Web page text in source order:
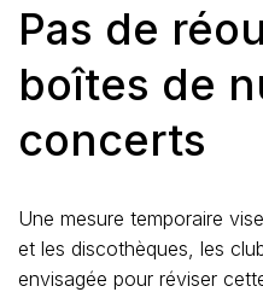
Pas de
boîtes de
concerts
Une mesure temporaire
et les discothèques, les
envisagée pour réviser